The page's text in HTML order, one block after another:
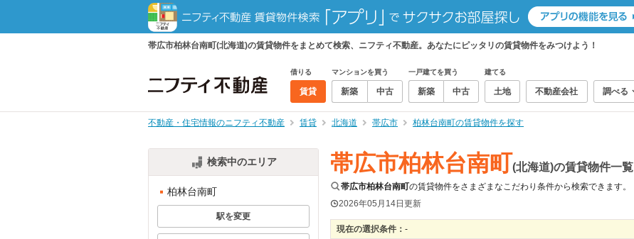
帯広市柏林台南町(北海道)の賃貸物件をまとめて検索、ニフティ不動産。あなたにピッタリの賃貸物件をみつけよう！
借りる
賃貸
マンションを買う
新築 中古
一戸建てを買う
新築 中古
建てる
土地 不動産会社 調べる
不動産・住宅情報のニフティ不動産 賃貸 北海道 帯広市 柏林台南町の賃貸物件を探す
検索中のエリア
柏林台南町
駅を変更
帯広市柏林台南町(北海道)の賃貸物件一覧
帯広市柏林台南町の賃貸物件をさまざまなこだわり条件から検索できます。
2026年05月14日更新
現在の選択条件： -